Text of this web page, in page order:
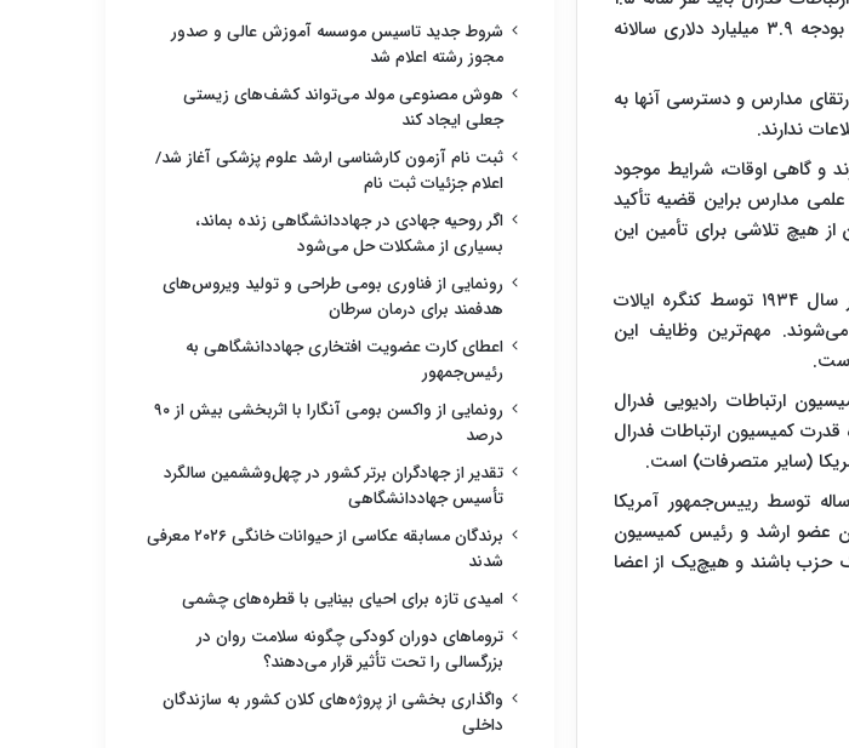
میلیارد دلار بیشتر برای دسترسی آموزش و پرورش به اینترنت صرف و این هزینه را از بودجه ۳.۹ میلیارد دلاری سالانه
مدارس و دسترسی آنها به
ندارند.
ندارند و گاهی اوقات، شرایط موجود
مدارس براین قضیه تأکید
از هیچ تلاشی برای تأمین این
کمیسیون ارتباطات فدرال (FCC) یک آژانس مستقل دولت ایالات متحده است که در سال ۱۹۳۴ توسط کنگره ایالات
مهم‌ترین وظایف این
رادیویی کمیسیون ارتباطات رادیویی فدرال
کمیسیون ارتباطات فدرال
کمیسیون ارتباطات فدرال توسط ۵ عضو اداره می‌شود. این اعضا برای یک دوره ۵ ساله توسط رییس‌جمهور آمریکا
رئیس‌جمهور به عنوان عضو ارشد و رئیس کمیسیون
نفر از این ۵ نفر می‌توانند عضو یک حزب باشند و هیچ‌یک از اعضا
شروط جدید تاسیس موسسه آموزش عالی و صدور
مجوز رشته اعلام شد
هوش مصنوعی مولد می‌تواند کشف‌های زیستی
جعلی ایجاد کند
ثبت نام آزمون کارشناسی ارشد علوم پزشکی آغاز شد/
اعلام جزئیات ثبت نام
اگر روحیه جهادی در جهاددانشگاهی زنده بماند،
بسیاری از مشکلات حل می‌شود
رونمایی از فناوری بومی طراحی و تولید ویروس‌های
هدفمند برای درمان سرطان
اعطای کارت عضویت افتخاری جهاددانشگاهی به
رئیس‌جمهور
رونمایی از واکسن بومی آنگارا با اثربخشی بیش از ۹۰
درصد
تقدیر از جهادگران برتر کشور در چهل‌وششمین سالگرد
تأسیس جهاددانشگاهی
برندگان مسابقه عکاسی از حیوانات خانگی ۲۰۲۶ معرفی
شدند
امیدی تازه برای احیای بینایی با قطره‌های چشمی
تروماهای دوران کودکی چگونه سلامت روان در
بزرگسالی را تحت تأثیر قرار می‌دهند؟
واگذاری بخشی از پروژه‌های کلان کشور به سازندگان
داخلی